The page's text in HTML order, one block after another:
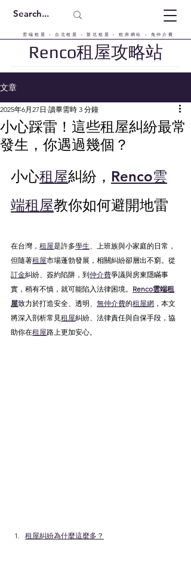
雲端租屋 - 台北租屋 - 新北租屋 - 租房網站 - 免仲介費
Renco租屋攻略站
文章
小心踩雷！這些租屋糾紛最常
發生，你遇過幾個？
2025年6月27日 讀畢需時 3 分鐘
小心租屋糾紛， Renco雲
端租屋教你如何避開地雷
在台灣， 租屋是許多學生、上班族與小家庭的日常，
但隨著租屋市場蓬勃發展，相關糾紛卻層出不窮。從
訂金糾紛、簽約陷阱，到仲介費爭議與房東隱瞞事
實，稍有不慎，就可能陷入法律困境。 Renco雲端租
屋致力於打造安全、透明、 無仲介費的租屋網 ，本文
將深入剖析常見租屋糾紛、法律責任與自保手段，協
助你在租屋路上更加安心。
租屋糾紛為什麼這麼多？